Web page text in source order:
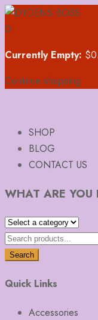
0
Currently Empty: $
Continue shopping
SHOP
BLOG
CONTACT US
WHAT ARE YOU
Search
Quick Links
Accessories